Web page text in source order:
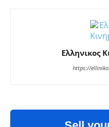
Ελληνικος
https://